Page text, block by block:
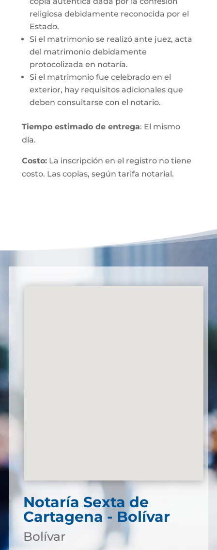
religiosa debidamente reconocida por el
Estado.
Si el matrimonio se realizó ante juez, acta
del matrimonio debidamente
protocolizada en notaría.
Si el matrimonio fue celebrado en el
exterior, hay requisitos adicionales que
deben consultarse con el notario.
Tiempo estimado de entrega: El mismo
día.
Costo:La inscripción en el registro no tiene
costo. Las copias, según tarifa notarial.
Notaría Sexta de
Cartagena - Bolívar
Bolívar